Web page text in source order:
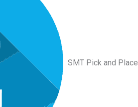
SMT Pick and Place